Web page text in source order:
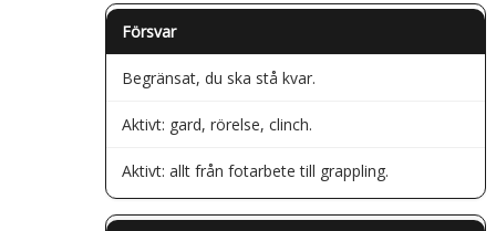
Försvar
Begränsat, du ska stå kvar.
Aktivt: gard, rörelse, clinch.
Aktivt: allt från fotarbete till grappling.